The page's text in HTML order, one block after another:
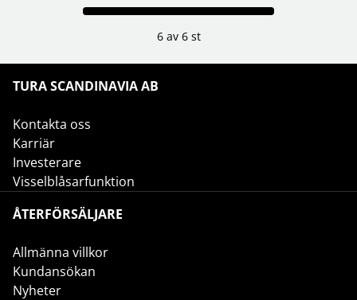
6 av 6 st
TURA SCANDINAVIA AB
Kontakta oss
Karriär
Investerare
Visselblåsarfunktion
ÅTERFÖRSÄLJARE
Allmänna villkor
Kundansökan
Nyheter